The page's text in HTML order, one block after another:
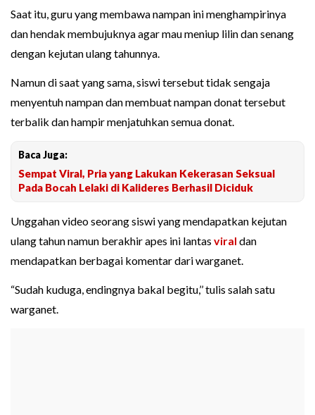
Saat itu, guru yang membawa nampan ini menghampirinya
dan hendak membujuknya agar mau meniup lilin dan senang
dengan kejutan ulang tahunnya.
Namun di saat yang sama, siswi tersebut tidak sengaja
menyentuh nampan dan membuat nampan donat tersebut
terbalik dan hampir menjatuhkan semua donat.
Baca Juga:
Sempat Viral, Pria yang Lakukan Kekerasan Seksual
Pada Bocah Lelaki di Kalideres Berhasil Diciduk
Unggahan video seorang siswi yang mendapatkan kejutan
ulang tahun namun berakhir apes ini lantas viral dan
mendapatkan berbagai komentar dari warganet.
“Sudah kuduga, endingnya bakal begitu,’’ tulis salah satu
warganet.